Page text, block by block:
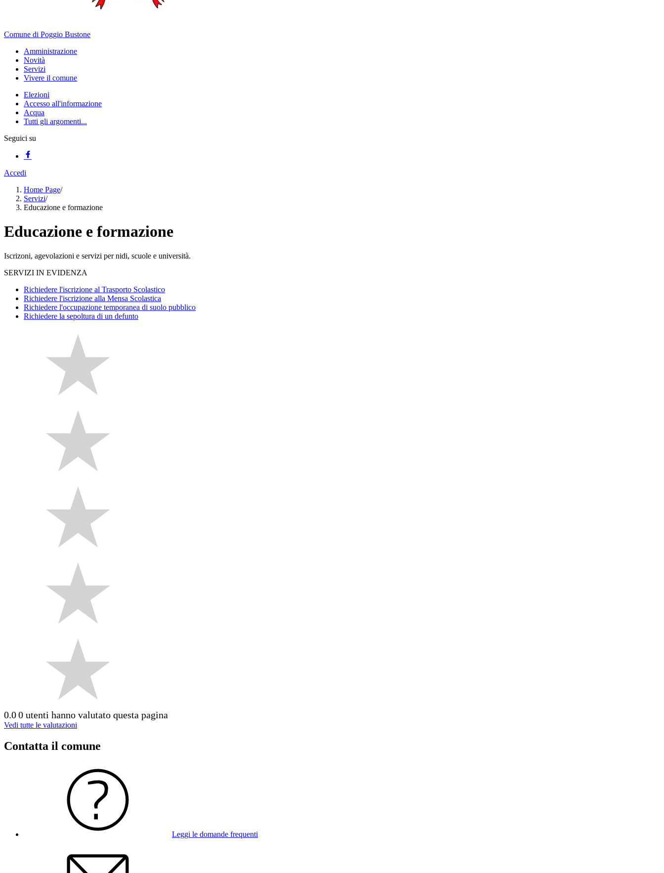
Comune di Poggio Bustone
Amministrazione
Novità
Servizi
Vivere il comune
Elezioni
Accesso all'informazione
Acqua
Tutti gli argomenti...
Seguici su
Accedi
Home Page/
Servizi/
Educazione e formazione
Educazione e formazione
Iscrizoni, agevolazioni e servizi per nidi, scuole e università.
SERVIZI IN EVIDENZA
Richiedere l'iscrizione al Trasporto Scolastico
Richiedere l'iscrizione alla Mensa Scolastica
Richiedere l'occupazione temporanea di suolo pubblico
Richiedere la sepoltura di un defunto
0.00 utenti hanno valutato questa pagina
Vedi tutte le valutazioni
Contatta il comune
Leggi le domande frequenti